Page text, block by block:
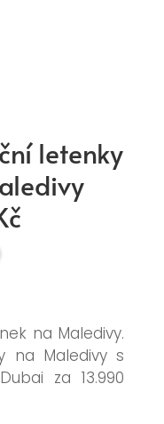
letenky
na Maledivy.
na Maledivy s
za 13.990